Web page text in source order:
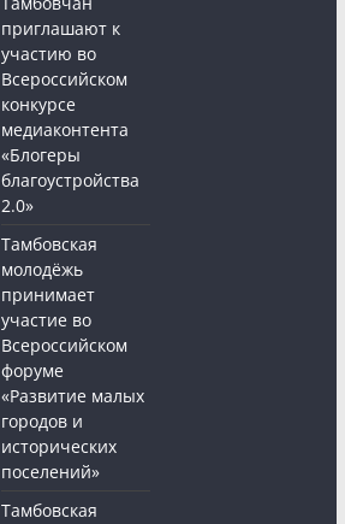
приглашают к
участию во
Всероссийском
конкурсе
медиаконтента
«Блогеры
благоустройства
2.0»
Тамбовская
молодёжь
принимает
участие во
Всероссийском
форуме
«Развитие малых
городов и
исторических
поселений»
Тамбовская